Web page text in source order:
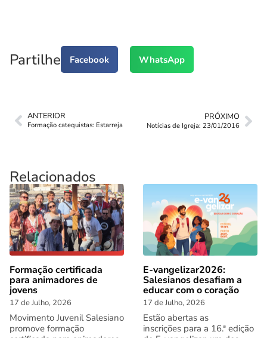
Partilhe Facebook WhatsApp
ANTERIOR
Formação catequistas: Estarreja
PRÓXIMO
Notícias de Igreja: 23/01/2016
Relacionados
Formação certificada
para animadores de
jovens
17 de Julho, 2026
Movimento Juvenil Salesiano
promove formação
E-vangelizar2026:
Salesianos desafiam a
educar com o coração
17 de Julho, 2026
Estão abertas as
inscrições para a 16.ª edição